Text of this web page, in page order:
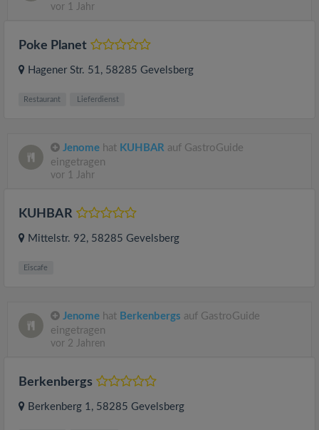
vor 1 Jahr
Poke Planet
Hagener Str. 51, 58285 Gevelsberg
Restaurant Lieferdienst
Jenome hat KUHBAR auf GastroGuide
eingetragen
vor 1 Jahr
KUHBAR
Mittelstr. 92, 58285 Gevelsberg
Eiscafe
Jenome hat Berkenbergs auf GastroGuide
eingetragen
vor 2 Jahren
Berkenbergs
Berkenberg 1, 58285 Gevelsberg